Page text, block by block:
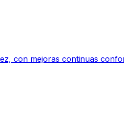
con mejoras continuas